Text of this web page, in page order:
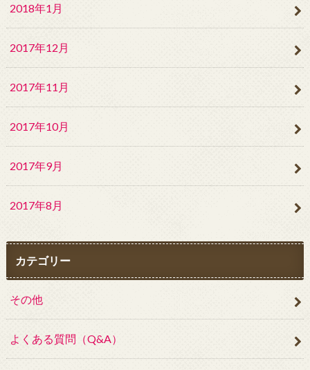
2018年1月
2017年12月
2017年11月
2017年10月
2017年9月
2017年8月
カテゴリー
その他
よくある質問（Q&A）